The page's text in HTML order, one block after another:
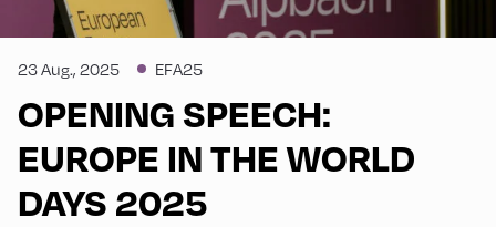
23 Aug., 2025 EFA25
OPENING SPEECH:
EUROPE IN THE WORLD
DAYS 2025